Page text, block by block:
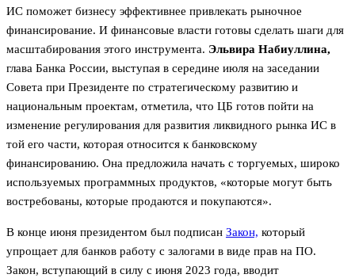
ИС поможет бизнесу эффективнее привлекать рыночное
финансирование. И финансовые власти готовы сделать шаги для
масштабирования этого инструмента. Эльвира Набиуллина,
глава Банка России, выступая в середине июля на заседании
Совета при Президенте по стратегическому развитию и
национальным проектам, отметила, что ЦБ готов пойти на
изменение регулирования для развития ликвидного рынка ИС в
той его части, которая относится к банковскому
финансированию. Она предложила начать с торгуемых, широко
используемых программных продуктов, «которые могут быть
востребованы, которые продаются и покупаются».
В конце июня президентом был подписан Закон, который
упрощает для банков работу с залогами в виде прав на ПО.
Закон, вступающий в силу с июня 2023 года, вводит